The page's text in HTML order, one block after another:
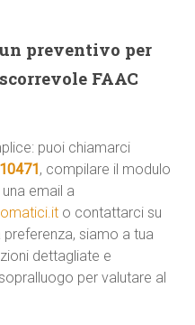
preventivo per
FAAC
puoi chiamarci
, compilare il modulo
email a
o contattarci su
preferenza, siamo a tua
dettagliate e
per valutare al